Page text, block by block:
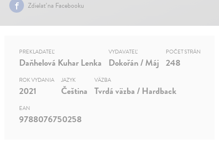
Zdielať na Facebooku
PREKLADATEĽ
Daňhelová Kuhar Lenka
VYDAVATEĽ
Dokořán / Máj
POČET STRÁN
248
ROK VYDANIA
2021
JAZYK
Čeština
VÄZBA
Tvrdá väzba / Hardback
EAN
9788076750258